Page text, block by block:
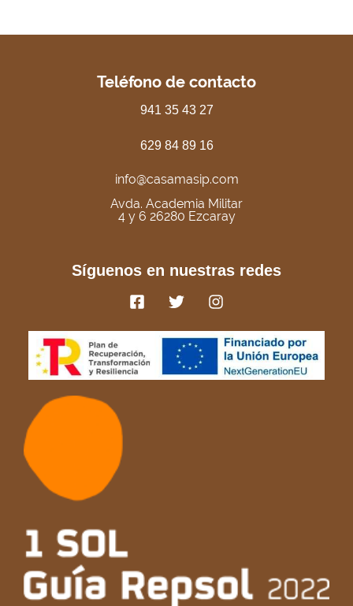
Teléfono de contacto
941 35 43 27
629 84 89 16
info@casamasip.com
Avda. Academia Militar
4 y 6 26280 Ezcaray
Síguenos en nuestras redes